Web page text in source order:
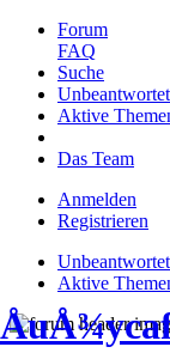
Forum
FAQ
Suche
Aktive
Das Team
Anmelden
Registrieren
Aktive